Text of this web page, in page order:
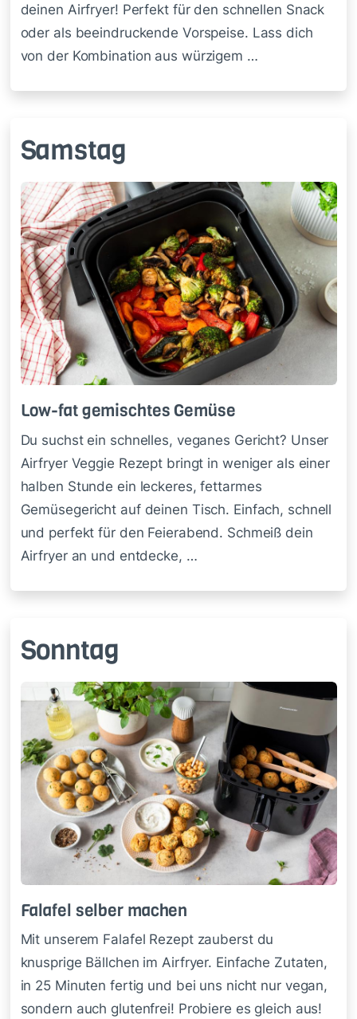
deinen Airfryer! Perfekt für den schnellen Snack
oder als beeindruckende Vorspeise. Lass dich
von der Kombination aus würzigem …
Samstag
Low-fat ge­misch­tes Ge­mü­se
Du suchst ein schnelles, veganes Gericht? Unser
Airfryer Veggie Rezept bringt in weniger als einer
halben Stunde ein leckeres, fettarmes
Gemüsegericht auf deinen Tisch. Einfach, schnell
und perfekt für den Feierabend. Schmeiß dein
Airfryer an und entdecke, …
Sonntag
Fa­la­fel sel­ber ma­chen
Mit unserem Falafel Rezept zauberst du
knusprige Bällchen im Airfryer. Einfache Zutaten,
in 25 Minuten fertig und bei uns nicht nur vegan,
sondern auch glutenfrei! Probiere es gleich aus!